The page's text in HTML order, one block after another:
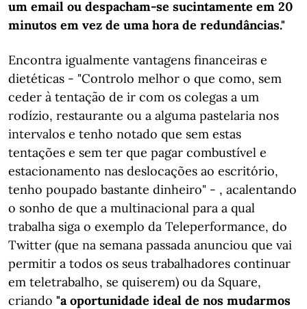
um email ou despacham-se sucintamente em 20
minutos em vez de uma hora de redundâncias."
Encontra igualmente vantagens financeiras e
dietéticas - "Controlo melhor o que como, sem
ceder à tentação de ir com os colegas a um
rodízio, restaurante ou a alguma pastelaria nos
intervalos e tenho notado que sem estas
tentações e sem ter que pagar combustível e
estacionamento nas deslocações ao escritório,
tenho poupado bastante dinheiro" - , acalentando
o sonho de que a multinacional para a qual
trabalha siga o exemplo da Teleperformance, do
Twitter (que na semana passada anunciou que vai
permitir a todos os seus trabalhadores continuar
em teletrabalho, se quiserem) ou da Square,
criando "a oportunidade ideal de nos mudarmos